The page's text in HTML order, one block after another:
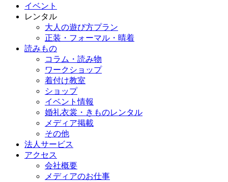
イベント
レンタル
大人の遊び方プラン
正装・フォーマル・晴着
読みもの
コラム・読み物
ワークショップ
着付け教室
ショップ
イベント情報
婚礼衣裳・きものレンタル
メディア掲載
その他
法人サービス
アクセス
会社概要
メディアのお仕事